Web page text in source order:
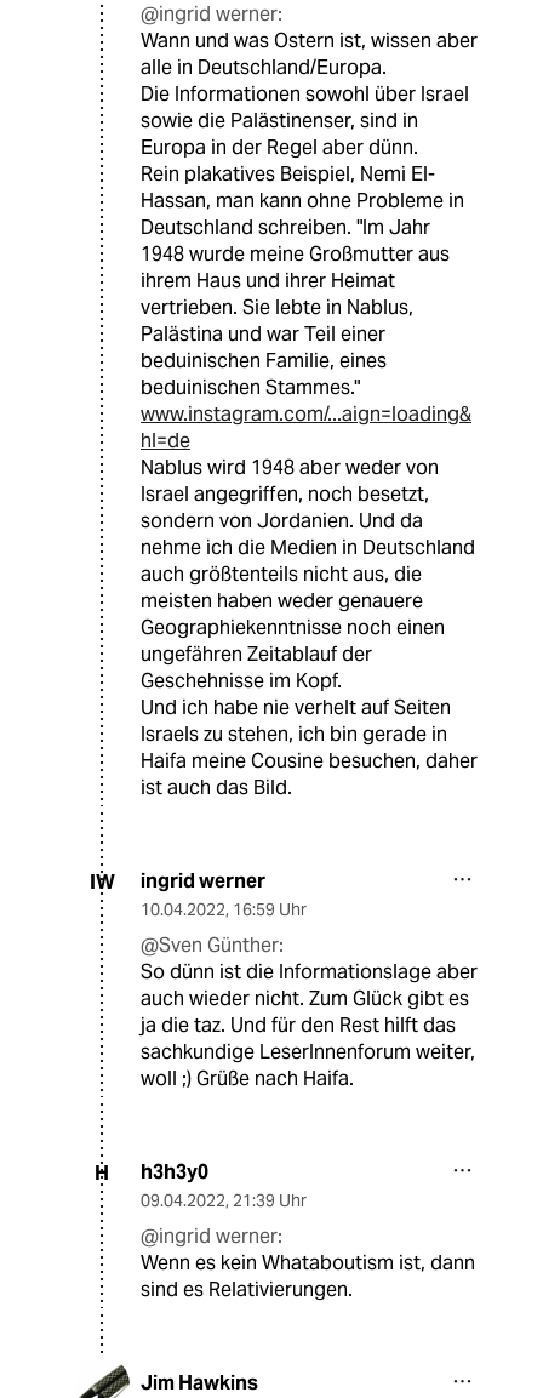
@ingrid werner:
Wann und was Ostern ist, wissen aber
alle in Deutschland/Europa.
Die Informationen sowohl über Israel
sowie die Palästinenser, sind in
Europa in der Regel aber dünn.
Rein plakatives Beispiel, Nemi El-
Hassan, man kann ohne Probleme in
Deutschland schreiben. "Im Jahr
1948 wurde meine Großmutter aus
ihrem Haus und ihrer Heimat
vertrieben. Sie lebte in Nablus,
Palästina und war Teil einer
beduinischen Familie, eines
beduinischen Stammes."
www.instagram.com/...aign=loading&
hl=de
Nablus wird 1948 aber weder von
Israel angegriffen, noch besetzt,
sondern von Jordanien. Und da
nehme ich die Medien in Deutschland
auch größtenteils nicht aus, die
meisten haben weder genauere
Geographiekenntnisse noch einen
ungefähren Zeitablauf der
Geschehnisse im Kopf.
Und ich habe nie verhelt auf Seiten
Israels zu stehen, ich bin gerade in
Haifa meine Cousine besuchen, daher
ist auch das Bild.
IW ingrid werner
10.04.2022, 16:59 Uhr
@Sven Günther:
So dünn ist die Informationslage aber
auch wieder nicht. Zum Glück gibt es
ja die taz. Und für den Rest hilft das
sachkundige LeserInnenforum weiter,
woll ;) Grüße nach Haifa.
H h3h3y0
09.04.2022, 21:39 Uhr
@ingrid werner:
Wenn es kein Whataboutism ist, dann
sind es Relativierungen.
Jim Hawkins